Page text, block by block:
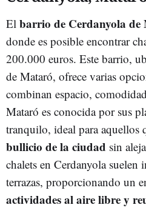
El barrio de Cerdanyola de
donde es posible encontrar
200.000 euros. Este barrio,
de Mataró, ofrece varias
combinan espacio,
Mataró es conocida por sus
tranquilo, ideal para aquellos
bullicio de la ciudad sin
chalets en Cerdanyola
terrazas, proporcionando un
actividades al aire libre y